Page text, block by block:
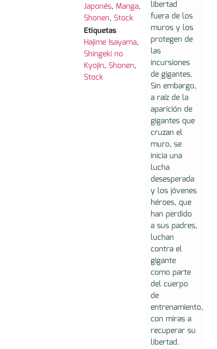
Japonés, Manga,
Shonen, Stock
Etiquetas
Hajime Isayama,
Shingeki no
Kyojin, Shonen,
Stock
libertad
fuera de los
muros y los
protegen de
las
incursiones
de gigantes.
Sin embargo,
a raíz de la
aparición de
gigantes que
cruzan el
muro, se
inicia una
lucha
desesperada
y los jóvenes
héroes, que
han perdido
a sus padres,
luchan
contra el
gigante
como parte
del cuerpo
de
entrenamiento,
con miras a
recuperar su
libertad.